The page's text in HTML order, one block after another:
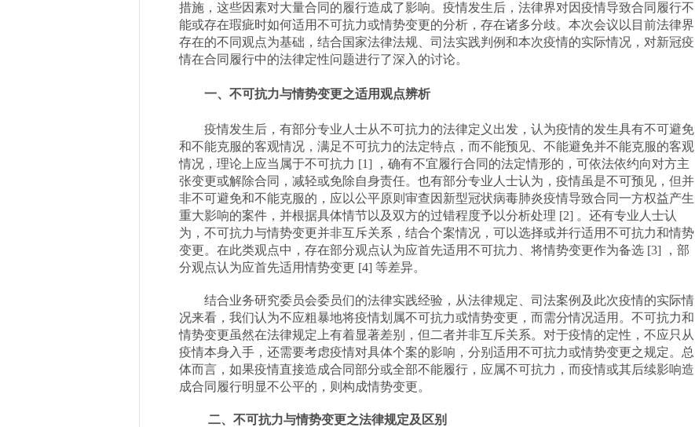
措施，这些因素对大量合同的履行造成了影响。疫情发生后，法律界对因疫情导致合同履行不
能或存在瑕疵时如何适用不可抗力或情势变更的分析，存在诸多分歧。本次会议以目前法律界
存在的不同观点为基础，结合国家法律法规、司法实践判例和本次疫情的实际情况，对新冠疫
情在合同履行中的法律定性问题进行了深入的讨论。
一、不可抗力与情势变更之适用观点辨析
疫情发生后，有部分专业人士从不可抗力的法律定义出发，认为疫情的发生具有不可避免
和不能克服的客观情况，满足不可抗力的法定特点，而不能预见、不能避免并不能克服的客观
情况，理论上应当属于不可抗力 [1]
，确有不宜履行合同的法定情形的，可依法依约向对方主
张变更或解除合同，减轻或免除自身责任。也有部分专业人士认为，疫情虽是不可预见，但并
非不可避免和不能克服的，应以公平原则审查因新型冠状病毒肺炎疫情导致合同一方权益产生
重大影响的案件，并根据具体情节以及双方的过错程度予以分析处理 [2] 。还有专业人士认
为，不可抗力与情势变更并非互斥关系，结合个案情况，可以选择或并行适用不可抗力和情势
变更。在此类观点中，存在部分观点认为应首先适用不可抗力、将情势变更作为备选 [3]
，部
分观点认为应首先适用情势变更 [4] 等差异。
结合业务研究委员会委员们的法律实践经验，从法律规定、司法案例及此次疫情的实际情
况来看，我们认为不应粗暴地将疫情划属不可抗力或情势变更，而需分情况适用。不可抗力和
情势变更虽然在法律规定上有着显著差别，但二者并非互斥关系。对于疫情的定性，不应只从
疫情本身入手，还需要考虑疫情对具体个案的影响，分别适用不可抗力或情势变更之规定。总
体而言，如果疫情直接造成合同部分或全部不能履行，应属不可抗力，而疫情或其后续影响造
成合同履行明显不公平的，则构成情势变更。
二、不可抗力与情势变更之法律规定及区别